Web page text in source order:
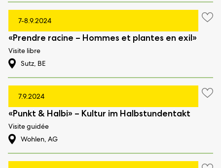
7-8.9.2024
«Prendre racine – Hommes et plantes en exil»
Sutz, BE
Visite libre
7.9.2024
«Punkt & Halbi» – Kultur im Halbstundentakt
Wohlen, AG
Visite guidée